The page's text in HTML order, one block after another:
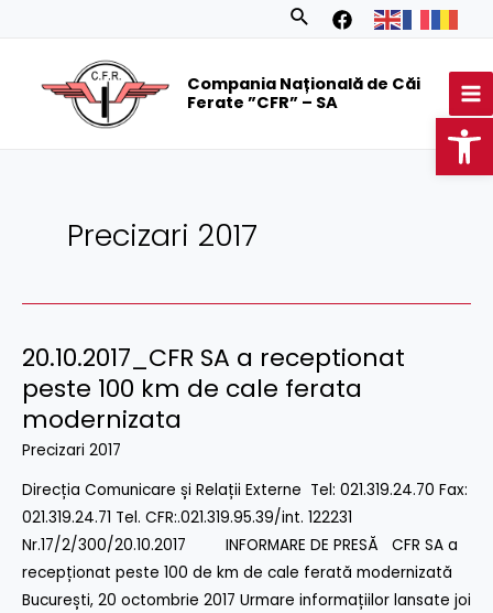
Search
Compania Națională de Căi
Ferate ”CFR” – SA
Precizari 2017
20.10.2017_CFR SA a receptionat
peste 100 km de cale ferata
modernizata
Precizari 2017
Direcția Comunicare și Relații Externe Tel: 021.319.24.70 Fax:
021.319.24.71 Tel. CFR:.021.319.95.39/int. 122231
Nr.17/2/300/20.10.2017 INFORMARE DE PRESĂ CFR SA a
recepționat peste 100 de km de cale ferată modernizată
București, 20 octombrie 2017 Urmare informațiilor lansate joi
20.10.2017_CFR
SA
a
100
km
de
cale
ferata